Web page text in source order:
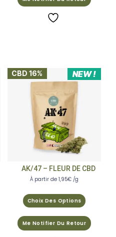
NEW !
CBD 16%
AK/47 – FLEUR DE CBD
À partir de 1,95€ /g
Choix Des Options
Me Notifier Du Retour